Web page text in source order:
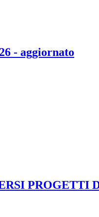
- aggiornato
PROGETTI